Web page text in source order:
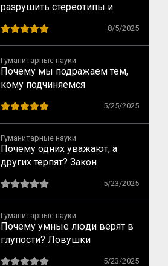
разрушить стереотипы и
профессию, не уповая на
мечты
8/5/2025
Гуманитарные науки
Почему мы подражаем тем,
кому подчиняемся
5/25/2025
Гуманитарные науки
Почему одних уважают, а
других терпят? Закон
Спенсеру
5/23/2025
Гуманитарные науки
Почему умные люди верят в
глупости? Ловушки
5/23/2025